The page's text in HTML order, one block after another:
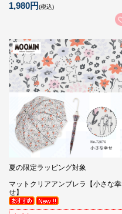
1,980円(税込)
夏の限定ラッピング対象
マットクリアアンブレラ【小さな幸
せ】